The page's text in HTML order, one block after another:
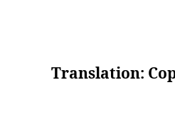
Translation: